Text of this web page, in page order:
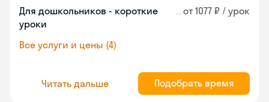
Для дошкольников - короткие
уроки
от 1077 ₽ / урок
Все услуги и цены (4)
Читать дальше Подобрать время